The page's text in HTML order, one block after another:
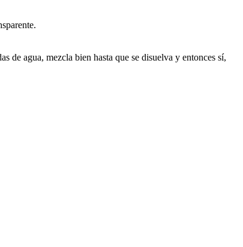
de agua, mezcla bien hasta que se disuelva y entonces sí,